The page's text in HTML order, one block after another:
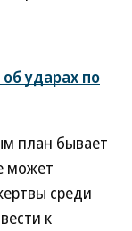
ударах по
план бывает
может
среди
к